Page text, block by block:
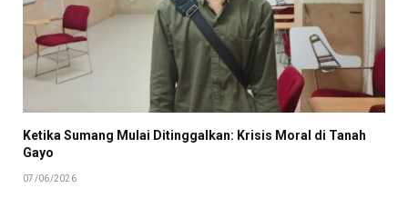
Ketika Sumang Mulai Ditinggalkan: Krisis Moral di Tanah
Gayo
07/06/2026